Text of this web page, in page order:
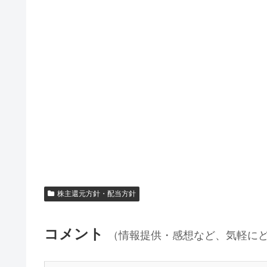
株主還元方針・配当方針
コメント （情報提供・感想など、気軽に